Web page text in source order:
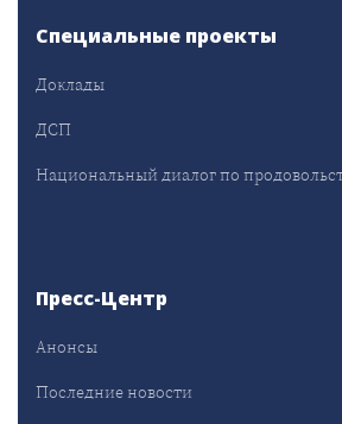
Специальные проекты
Доклады
ДСП
Национальный диалог по
Пресс-Центр
Анонсы
Последние новости